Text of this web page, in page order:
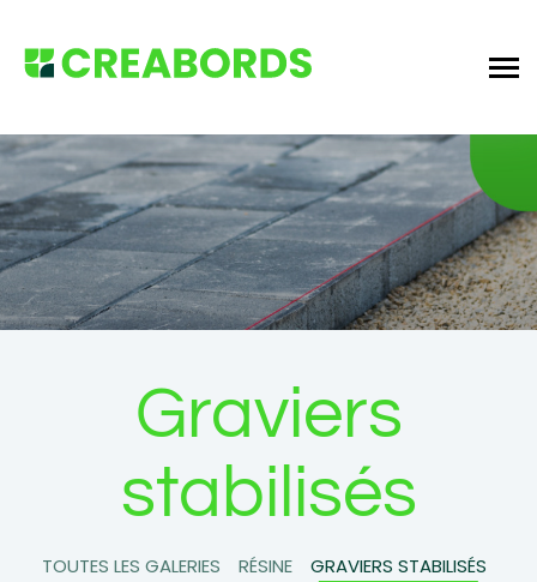
Graviers
stabilisés
TOUTES LES GALERIES RÉSINE
GRAVIERS STABILISÉS